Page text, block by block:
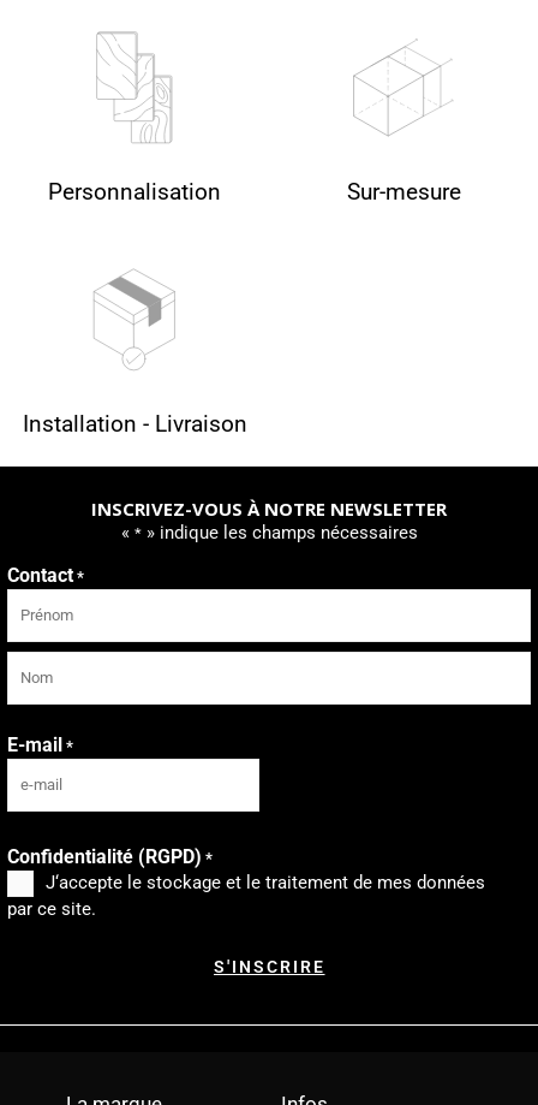
Personnalisation Sur-mesure
Installation - Livraison
INSCRIVEZ-VOUS À NOTRE NEWSLETTER
« *» indique les champs nécessaires
Contact *
Prénom
Nom
E-mail *
Confidentialité (RGPD) *
J‘accepte le stockage et le traitement de mes données
par ce site.